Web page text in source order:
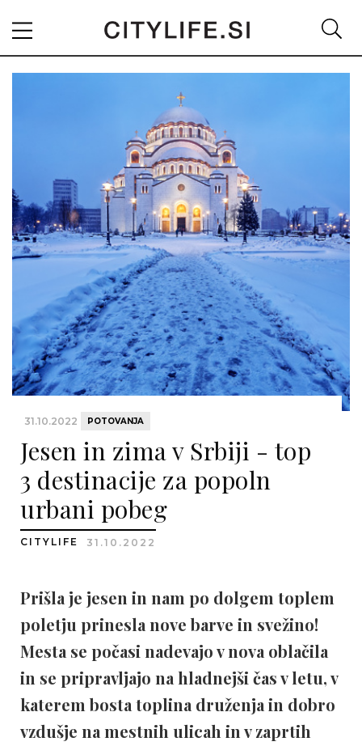
31.10.2022 POTOVANJA
Jesen in zima v Srbiji - top
3 destinacije za popoln
urbani pobeg
CITYLIFE 31.10.2022
Prišla je jesen in nam po dolgem toplem
poletju prinesla nove barve in svežino!
Mesta se počasi nadevajo v nova oblačila
in se pripravljajo na hladnejši čas v letu, v
katerem bosta toplina druženja in dobro
vzdušje na mestnih ulicah in v zaprtih